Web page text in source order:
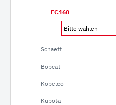
EC160
Schaeff
Bobcat
Kobelco
Kubota